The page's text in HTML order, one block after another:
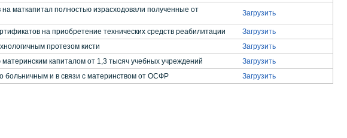
маткапитал полностью израсходовали полученные от
Загрузить
на приобретение технических средств реабилитации Загрузить
протезом кисти Загрузить
капиталом от 1,3 тысяч учебных учреждений Загрузить
больничным и в связи с материнством от ОСФР Загрузить